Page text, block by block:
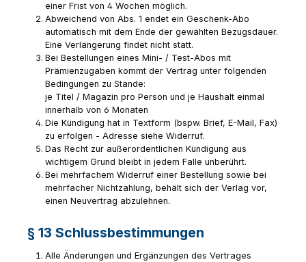
einer Frist von 4 Wochen möglich.
Abweichend von Abs. 1 endet ein Geschenk-Abo
automatisch mit dem Ende der gewählten Bezugsdauer.
Eine Verlängerung findet nicht statt.
Bei Bestellungen eines Mini- / Test-Abos mit
Prämienzugaben kommt der Vertrag unter folgenden
Bedingungen zu Stande:
je Titel / Magazin pro Person und je Haushalt einmal
innerhalb von 6 Monaten
Die Kündigung hat in Textform (bspw. Brief, E-Mail, Fax)
zu erfolgen - Adresse siehe Widerruf.
Das Recht zur außerordentlichen Kündigung aus
wichtigem Grund bleibt in jedem Falle unberührt.
Bei mehrfachem Widerruf einer Bestellung sowie bei
mehrfacher Nichtzahlung, behält sich der Verlag vor,
einen Neuvertrag abzulehnen.
§ 13 Schlussbestimmungen
Alle Änderungen und Ergänzungen des Vertrages